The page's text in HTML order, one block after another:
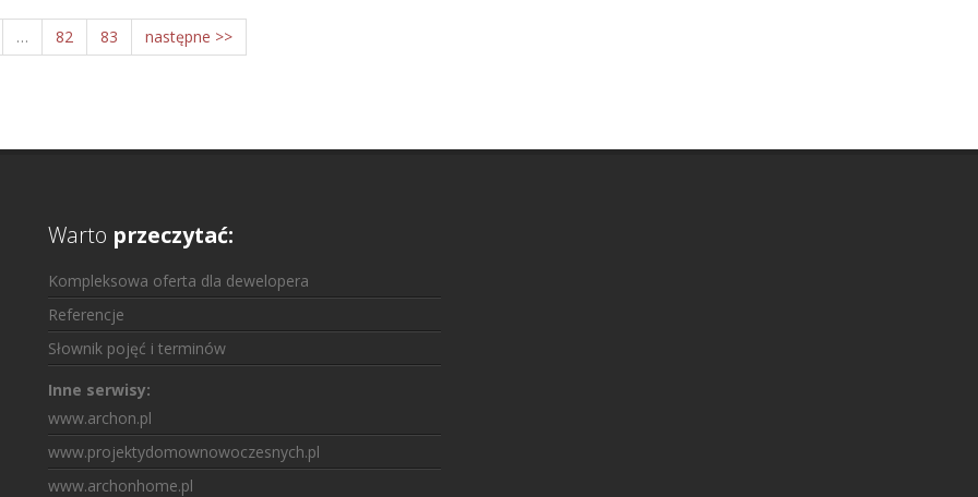
… 82 83 następne >>
Warto przeczytać:
Kompleksowa oferta dla dewelopera
Referencje
Słownik pojęć i terminów
Inne serwisy:
www.archon.pl
www.projektydomownowoczesnych.pl
www.archonhome.pl